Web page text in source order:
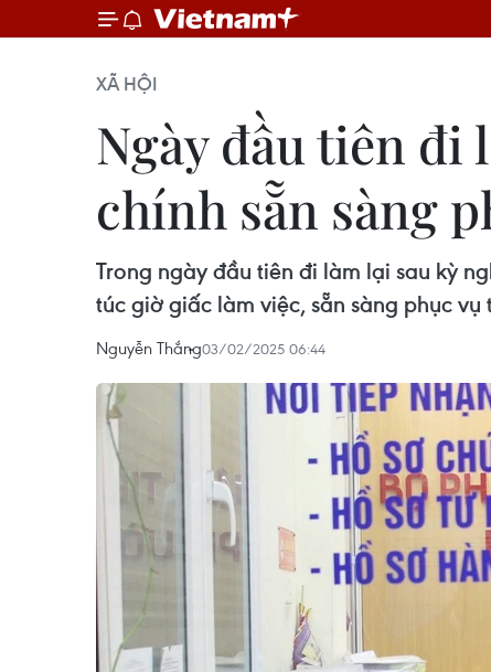
XÃ HỘI
Ngày đầu tiên đi
chính sẵn sàng
Trong ngày đầu tiên đi làm lại sau kỳ
túc giờ giấc làm việc, sẵn sàng phục
Nguyễn Thắng03/02/2025 06:44